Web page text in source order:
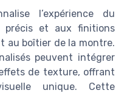
l’expérience du
précis et aux finitions
au boîtier de la montre.
peuvent intégrer
de texture, offrant
unique. Cette